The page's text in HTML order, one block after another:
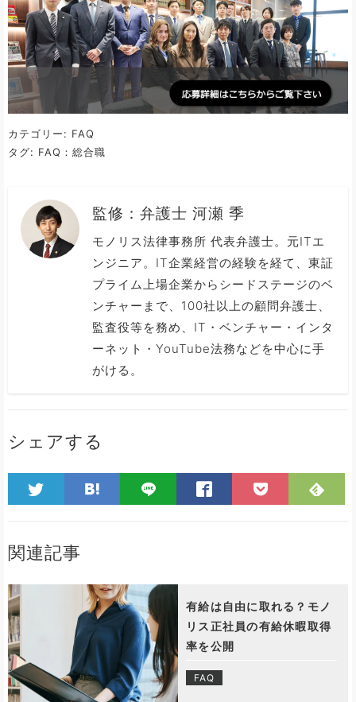
カテゴリー: FAQ
タグ: FAQ：総合職
監修： 弁護士 河瀬 季
モノリス法律事務所 代表弁護士。元ITエ
ンジニア。IT企業経営の経験を経て、東証
プライム上場企業からシードステージのベ
ンチャーまで、100社以上の顧問弁護士、
監査役等を務め、IT・ベンチャー・インタ
ーネット・YouTube法務などを中心に手
がける。
シェアする
関連記事
有給は自由に取れる？モノ
リス正社員の有給休暇取得
率を公開
FAQ